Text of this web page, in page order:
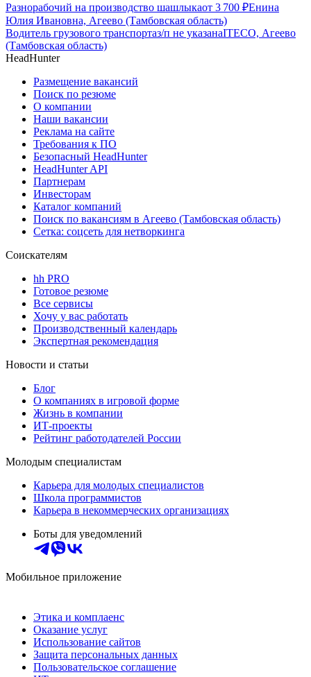
Разнорабочий на производство шашлыкаот 3 700 ₽Енина
Юлия Ивановна, Агеево (Тамбовская область)
Водитель грузового транспортаз/п не указанаITECO, Агеево
(Тамбовская область)
HeadHunter
Размещение вакансий
Поиск по резюме
О компании
Наши вакансии
Реклама на сайте
Требования к ПО
Безопасный HeadHunter
HeadHunter API
Партнерам
Инвесторам
Каталог компаний
Поиск по вакансиям в Агеево (Тамбовская область)
Сетка: соцсеть для нетворкинга
Соискателям
hh PRO
Готовое резюме
Все сервисы
Хочу у вас работать
Производственный календарь
Экспертная рекомендация
Новости и статьи
Блог
О компаниях в игровой форме
Жизнь в компании
ИТ-проекты
Рейтинг работодателей России
Молодым специалистам
Карьера для молодых специалистов
Школа программистов
Карьера в некоммерческих организациях
Боты для уведомлений
Мобильное приложение
Этика и комплаенс
Оказание услуг
Использование сайтов
Защита персональных данных
Пользовательское соглашение